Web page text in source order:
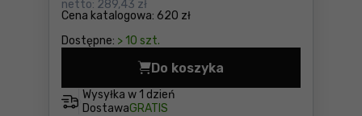
Cena katalogowa: 620 zł
netto: 289,43 zł
Dostępne: > 10 szt.
Wysyłka w 1 dzień
DostawaGRATIS
Do koszyka
Piła szablasta Makita